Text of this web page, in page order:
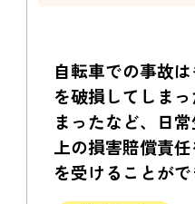
自転車での事故
を破損してしま
まったなど、 日
上の損害賠償責
を受けることがで